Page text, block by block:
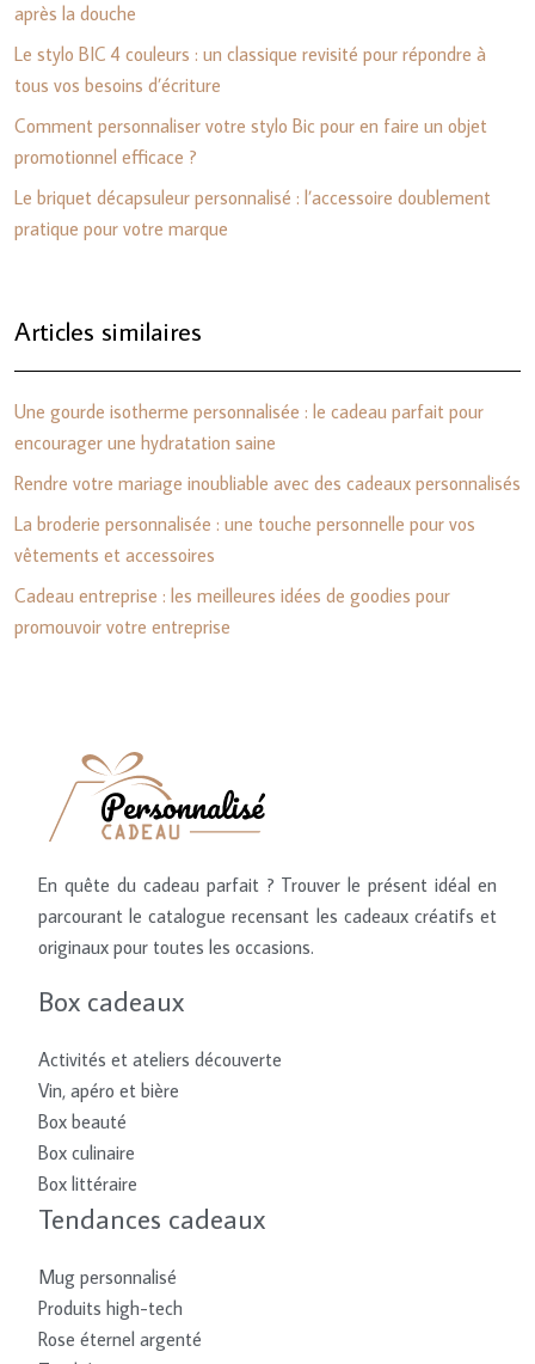
après la douche
Le stylo BIC 4 couleurs : un classique revisité pour répondre à
tous vos besoins d’écriture
Comment personnaliser votre stylo Bic pour en faire un objet
promotionnel efficace ?
Le briquet décapsuleur personnalisé : l’accessoire doublement
pratique pour votre marque
Articles similaires
Une gourde isotherme personnalisée : le cadeau parfait pour
encourager une hydratation saine
Rendre votre mariage inoubliable avec des cadeaux personnalisés
La broderie personnalisée : une touche personnelle pour vos
vêtements et accessoires
Cadeau entreprise : les meilleures idées de goodies pour
promouvoir votre entreprise
En quête du cadeau parfait ? Trouver le présent idéal en
parcourant le catalogue recensant les cadeaux créatifs et
originaux pour toutes les occasions.
Box cadeaux
Activités et ateliers découverte
Vin, apéro et bière
Box beauté
Box culinaire
Box littéraire
Tendances cadeaux
Mug personnalisé
Produits high-tech
Rose éternel argenté